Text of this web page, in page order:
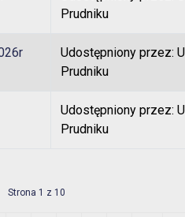
Prudniku
Udostępniony przez:
Prudniku
Udostępniony przez:
Prudniku
Strona 1 z 10